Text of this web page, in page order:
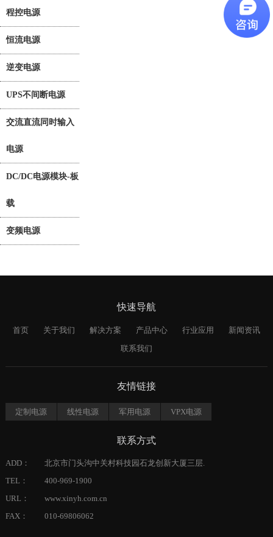
程控电源
恒流电源
逆变电源
UPS不间断电源
交流直流同时输入
电源
DC/DC电源模块-板
载
变频电源
快速导航
首页 关于我们 解决方案 产品中心 行业应用
新闻资讯
联系我们
友情链接
定制电源 线性电源 军用电源 VPX电源
联系方式
ADD：
北京市门头沟中关村科技园石龙创新大厦三层.
TEL：
400-969-1900
URL：
www.xinyh.com.cn
FAX：
010-69806062